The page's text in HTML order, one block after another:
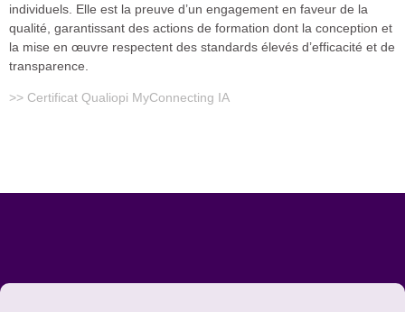
individuels. Elle est la preuve d’un engagement en faveur de la
qualité, garantissant des actions de formation dont la conception et
la mise en œuvre respectent des standards élevés d’efficacité et de
transparence.
>> Certificat Qualiopi MyConnecting IA